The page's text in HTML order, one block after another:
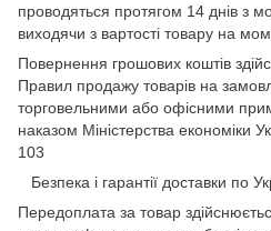
проводяться протягом 14 днів з
виходячи з вартості товару на
Повернення грошових коштів
Правил продажу товарів на
торговельними або офісними
наказом Міністерства економіки
103
Безпека і гарантії доставки по
Передоплата за товар